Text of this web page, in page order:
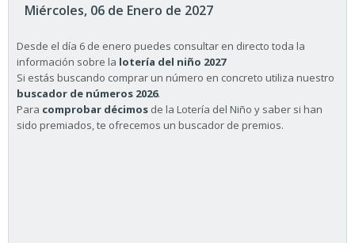
Miércoles, 06 de Enero de 2027
Desde el día 6 de enero puedes consultar en directo toda la
información sobre la lotería del niño 2027
Si estás buscando comprar un número en concreto utiliza nuestro
buscador de números 2026.
Para comprobar décimos de la Lotería del Niño y saber si han
sido premiados, te ofrecemos un buscador de premios.